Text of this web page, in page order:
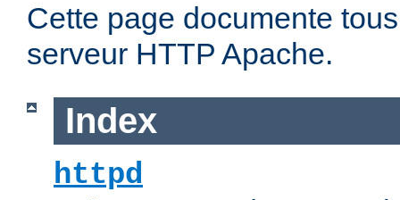
Cette page documente
serveur HTTP Apache.
Index
httpd